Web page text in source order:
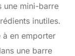
une mini-barre
inutiles.
à en emporter
une barre